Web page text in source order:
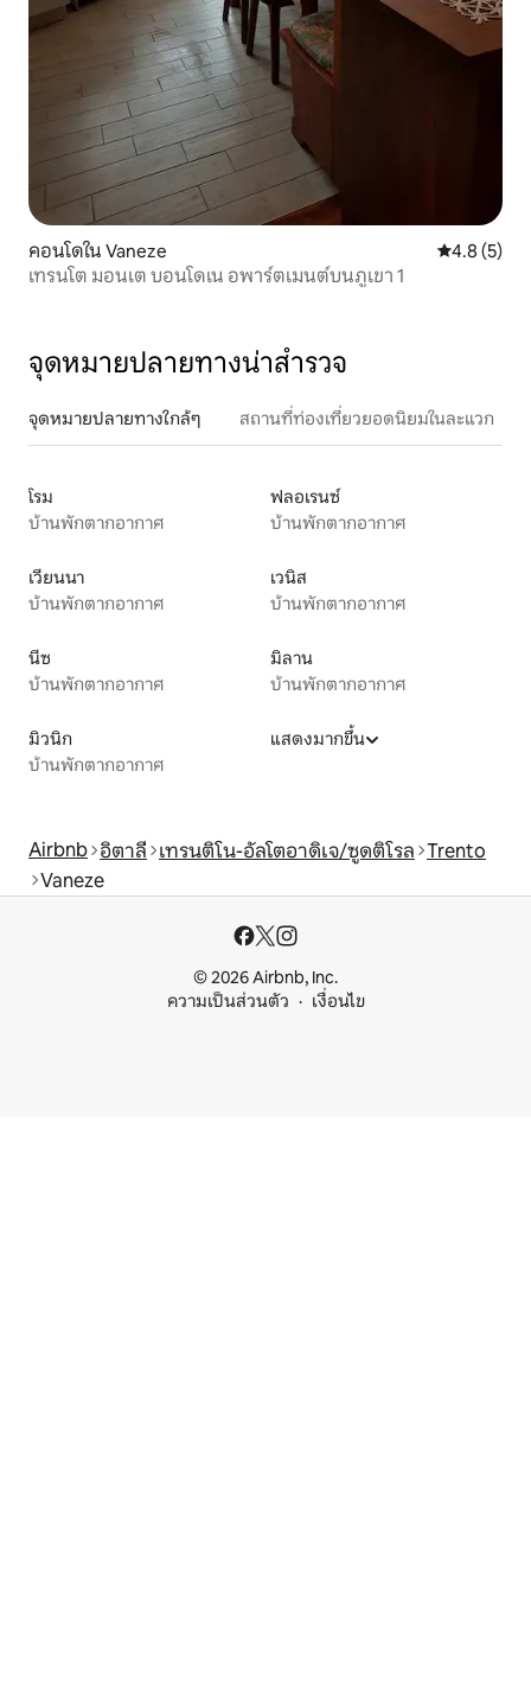
คอนโดใน Vaneze คะแนนเฉลี่
4.8 (5)
เทรนโต มอนเต บอนโดเน อพาร์ตเมนต์บนภูเขา 1
จุดหมายปลายทางน่าสำรวจ
จุดหมายปลายทางใกล้ๆ สถานที่ท่องเที่ยวยอดนิยมในละแวก
โรม
บ้านพักตากอากาศ
ฟลอเรนซ์
บ้านพักตากอากาศ
เวียนนา
บ้านพักตากอากาศ
เวนิส
บ้านพักตากอากาศ
นีซ
บ้านพักตากอากาศ
มิลาน
บ้านพักตากอากาศ
มิวนิก
บ้านพักตากอากาศ
แสดงมากขึ้น
Airbnb อิตาลี เทรนติโน-อัลโตอาดิเจ/ซูดติโรล Trento
Vaneze
© 2026 Airbnb, Inc.
ความเป็นส่วนตัว
เงื่อนไข